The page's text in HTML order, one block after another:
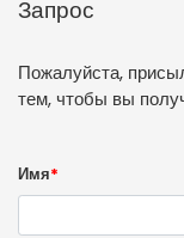
Запрос
Пожалуйста,
тем, чтобы вы
Имя*